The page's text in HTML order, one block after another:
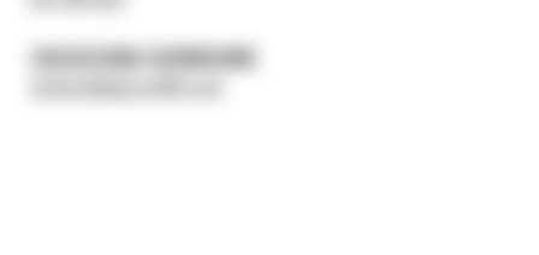
ZGŁOSZENIA SERWISOWE